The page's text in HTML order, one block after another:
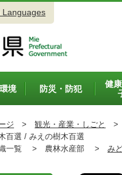
Languages
境 防災・防犯
健
ジ > 観光・産業・しごと >
百選 / みえの樹木百選
一覧 > 農林水産部 > み